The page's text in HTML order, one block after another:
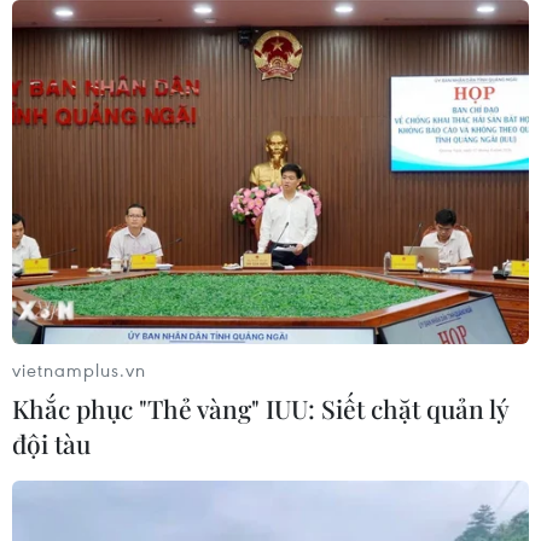
07/08/2026 04:28
Mở ra giai đoạn triển khai thực chất
quan hệ giữa Việt Nam và Australia
Ấn Độ thử thành công tên lửa đạn
đạo Agni-4, tầm bắn 4.000 km
Hàn Quốc tái khẳng định mục tiêu
chung sống hòa bình với Triều Tiên
vietnamplus.vn
Khắc phục "Thẻ vàng" IUU: Siết chặt quản lý
đội tàu